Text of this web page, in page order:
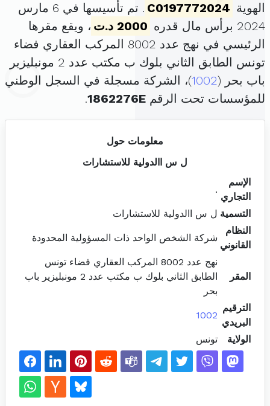
الهوية C0197772024
. تم تأسيسها في 6 مارس
2024 برأس مال قدره
2000 د.ت
، ويقع مقرها
الرئيسي في نهج عدد 8002 المركب العقاري فضاء
تونس الطابق الثاني بلوك ب مكتب عدد 2 مونبليزير
باب بحر (1002)، الشركة مسجلة في السجل الوطني
للمؤسسات تحت الرقم 1862276E
.
معلومات حول
ل س االدولية للاستشارات
الإسم
التجاري
.
التسمية ل س االدولية للاستشارات
النظام
القانوني
شركة الشخص الواحد ذات المسؤولية المحدودة
المقر
نهج عدد 8002 المركب العقاري فضاء تونس
الطابق الثاني بلوك ب مكتب عدد 2 مونبليزير باب
بحر
الترقيم
البريدي
1002
الولاية تونس